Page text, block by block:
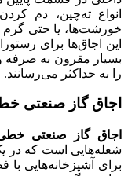
انواع ته‌چین، دم
خورشت‌ها، یا حتی گرم
این اجاق‌ها برای
بسیار مقرون به صرفه
را به حداکثر می‌رسانند.
اجاق گاز صنعتی
اجاق گاز صنعتی
شعله‌هایی است که در
برای آشپزخانه‌هایی